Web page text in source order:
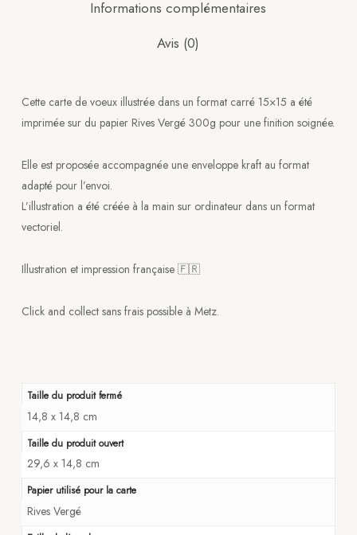
Informations complémentaires
Avis (0)
Cette carte de voeux illustrée dans un format carré 15×15 a été
imprimée sur du papier Rives Vergé 300g pour une finition soignée.
Elle est proposée accompagnée une enveloppe kraft au format
adapté pour l’envoi.
L’illustration a été créée à la main sur ordinateur dans un format
vectoriel.
Illustration et impression française 🇫🇷
Click and collect sans frais possible à Metz.
Taille du produit fermé
14,8 x 14,8 cm
Taille du produit ouvert
29,6 x 14,8 cm
Papier utilisé pour la carte
Rives Vergé